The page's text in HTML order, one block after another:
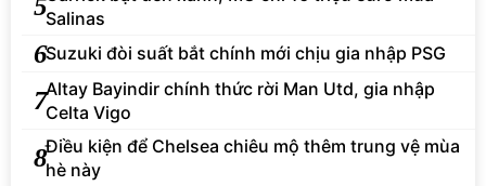
5Salinas
6Suzuki đòi suất bắt chính mới chịu gia nhập PSG
7Altay Bayindir chính thức rời Man Utd, gia nhập
Celta Vigo
8Điều kiện để Chelsea chiêu mộ thêm trung vệ mùa
hè này